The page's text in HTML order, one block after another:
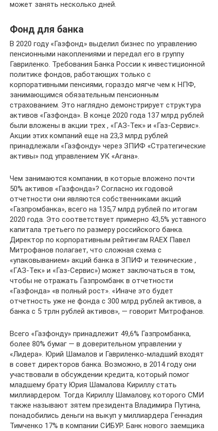
может занять несколько дней.
Фонд для банка
В 2020 году «Газфонд» выделил бизнес по управлению
пенсионными накоплениями и передал его в группу
Гавриленко. Требования Банка России к инвестиционной
политике фондов, работающих только с
корпоративными пенсиями, гораздо мягче чем к НПФ,
занимающимся обязательным пенсионным
страхованием. Это наглядно демонстрирует структура
активов «Газфонда». В конце 2020 года 137 млрд рублей
были вложены в акции трех , «ГАЗ-Тек» и «Газ-Сервис».
Акции этих компаний еще на 23,3 млрд рублей
принадлежали «Газфонду» через ЗПИФ «Стратегические
активы» под управлением УК «Агана».
Чем занимаются компании, в которые вложено почти
50% активов «Газфонда»? Согласно их годовой
отчетности они являются собственниками акций
«Газпромбанка», всего на 135,7 млрд рублей по итогам
2020 года. Это соответствует примерно 43,5% уставного
капитала третьего по размеру российского банка.
Директор по корпоративным рейтингам RAEX Павел
Митрофанов полагает, что сложная схема с
«упаковыванием» акций банка в ЗПИФ и технические ,
«ГАЗ-Тек» и «Газ-Сервис») может заключаться в том,
чтобы не отражать Газпромбанк в отчетности
«Газфонда» «в полный рост». «Иначе это будет
отчетность уже не фонда с 300 млрд рублей активов, а
банка с 5 трлн рублей активов», — говорит Митрофанов.
Всего «Газфонду» принадлежит 49,6% Газпромбанка,
более 80% бумаг — в доверительном управлении у
«Лидера». Юрий Шамалов и Гавриленко-младший входят
в совет директоров банка. Возможно, в 2014 году они
участвовали в обсуждении кредита, который помог
младшему брату Юрия Шамалова Кириллу стать
миллиардером. Тогда Кириллу Шамалову, которого СМИ
также называют зятем президента Владимира Путина,
понадобились деньги на выкуп у миллиардера Геннадия
Тимченко 17% в компании СИБУР. Банк нового заемщика